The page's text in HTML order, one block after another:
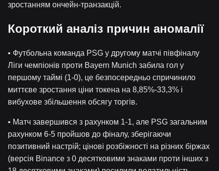
зростанням ончейн-транзакцій.
Короткий аналіз причин аномалії
• Футбольна команда PSG у другому матчі півфіналу
Ліги чемпіонів проти Bayern Munich забила гол у
першому таймі (1-0), це безпосередньо спричинило
миттєве зростання ціни токена на 8,85%-33,3% і
вибухове збільшення обсягу торгів.
• Матч завершився з рахунком 1-1, але PSG загальним
рахунком 6-5 пройшов до фіналу, зберігаючи
позитивний настрій; цінові розбіжності на різних біржах
(версія Binance з 0 десятковими знаками проти інших з